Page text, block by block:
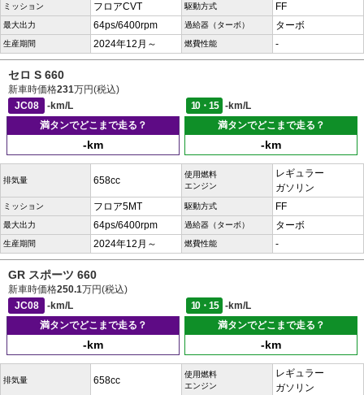
ミッション フロアCVT 駆動方式 FF
最大出力 64ps/6400rpm 過給器（ターボ） ターボ
生産期間 2024年12月～ 燃費性能 -
セロ S 660
新車時価格231万円(税込)
JC08
-km/L 10・15
-km/L
満タンでどこまで走る？
-km
満タンでどこまで走る？
-km
排気量 658cc
使用燃料
エンジン
レギュラー
ガソリン
ミッション フロア5MT 駆動方式 FF
最大出力 64ps/6400rpm 過給器（ターボ） ターボ
生産期間 2024年12月～ 燃費性能 -
GR スポーツ 660
新車時価格250.1万円(税込)
JC08
-km/L 10・15
-km/L
満タンでどこまで走る？
-km
満タンでどこまで走る？
-km
排気量 658cc
使用燃料
エンジン
レギュラー
ガソリン